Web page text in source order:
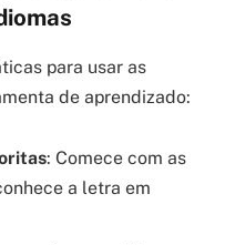
para usar as
de aprendizado:
: Comece com as
a letra em